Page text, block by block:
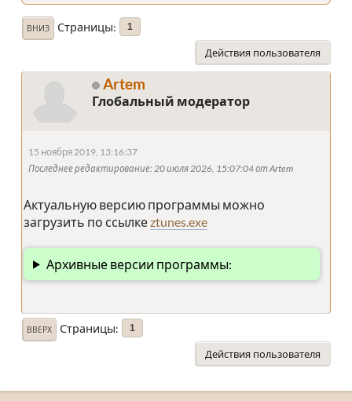
ВНИЗ Страницы 1
Действия пользователя
Artem
Глобальный модератор
15 ноября 2019, 13:16:37
Последнее редактирование: 20 июля 2026, 15:07:04 от Artem
Актуальную версию программы можно
загрузить по ссылкеztunes.exe
Архивные версии программы:
ВВЕРХ Страницы 1
Действия пользователя